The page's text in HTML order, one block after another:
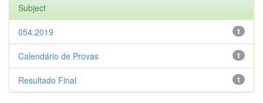
Subject
1
054.2019
1
Calendário de Provas
1
Resultado Final